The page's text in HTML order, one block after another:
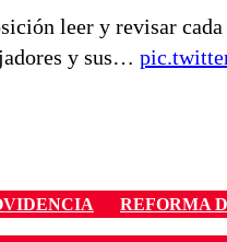
leer y revisar
y sus…
REFORMA